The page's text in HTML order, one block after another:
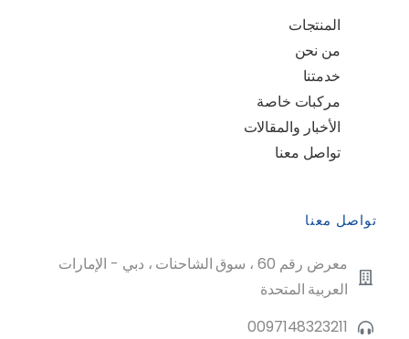
المنتجات
من نحن
خدمتنا
مركبات خاصة
الأخبار والمقالات
تواصل معنا
تواصل معنا
معرض رقم 60 ، سوق الشاحنات ، دبي - الإمارات
العربية المتحدة
0097148323211